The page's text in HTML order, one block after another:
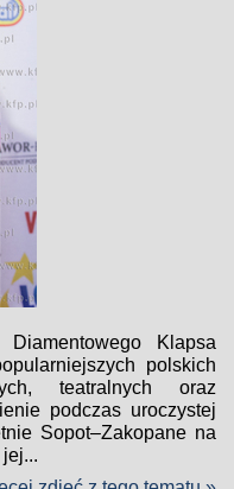
Klapsa
polskich
teatralnych oraz
podczas uroczystej
Sopot–Zakopane na